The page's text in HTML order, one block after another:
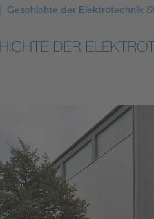
Geschichte der Elektrotechnik